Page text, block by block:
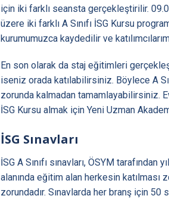
için iki farklı seansta gerçekleştirilir.
üzere iki farklı A Sınıfı İSG Kursu
kurumumuzca kaydedilir ve
En son olarak da staj eğitimleri
iseniz orada katılabilirsiniz. Böylece A
zorunda kalmadan tamamlayabilirsiniz.
İSG Kursu almak için Yeni Uzman
İSG Sınavları
İSG A Sınıfı sınavları, ÖSYM
alanında eğitim alan herkesin katılması
zorundadır. Sınavlarda her branş için